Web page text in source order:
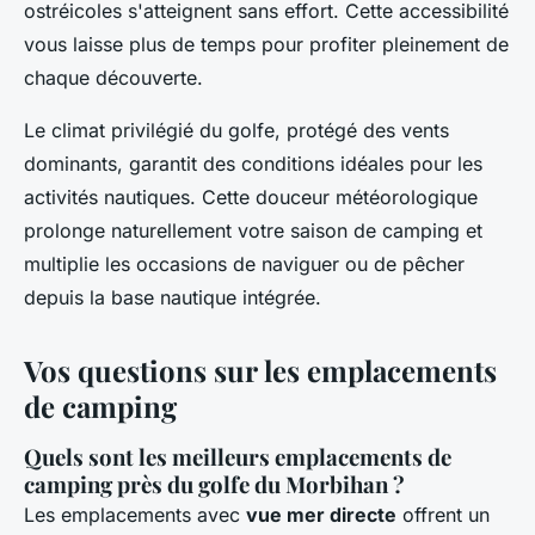
ostréicoles s'atteignent sans effort. Cette accessibilité
vous laisse plus de temps pour profiter pleinement de
chaque découverte.
Le climat privilégié du golfe, protégé des vents
dominants, garantit des conditions idéales pour les
activités nautiques. Cette douceur météorologique
prolonge naturellement votre saison de camping et
multiplie les occasions de naviguer ou de pêcher
depuis la base nautique intégrée.
Vos questions sur les emplacements
de camping
Quels sont les meilleurs emplacements de
camping près du golfe du Morbihan ?
Les emplacements avec vue mer directe offrent un